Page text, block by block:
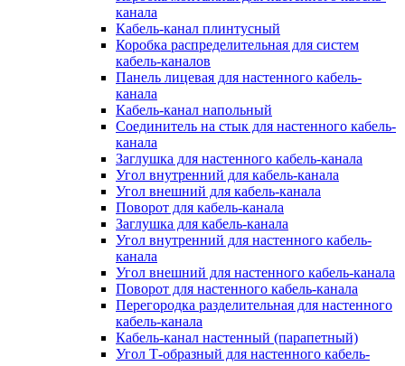
канала
Кабель-канал плинтусный
Коробка распределительная для систем
кабель-каналов
Панель лицевая для настенного кабель-
канала
Кабель-канал напольный
Соединитель на стык для настенного кабель-
канала
Заглушка для настенного кабель-канала
Угол внутренний для кабель-канала
Угол внешний для кабель-канала
Поворот для кабель-канала
Заглушка для кабель-канала
Угол внутренний для настенного кабель-
канала
Угол внешний для настенного кабель-канала
Поворот для настенного кабель-канала
Перегородка разделительная для настенного
кабель-канала
Кабель-канал настенный (парапетный)
Угол Т-образный для настенного кабель-